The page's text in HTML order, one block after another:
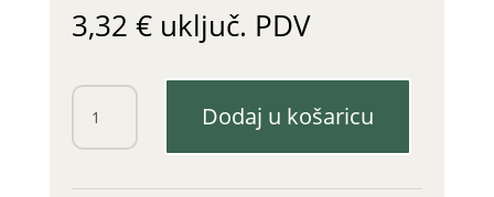
3,32 € uključ. PDV
Kajla
poljske
freze
Dodaj u košaricu